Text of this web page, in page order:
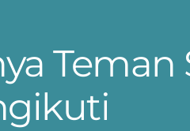
Teman